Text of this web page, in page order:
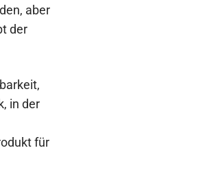
aber
der
in der
für